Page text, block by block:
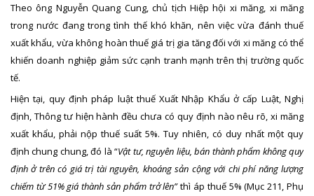
Theo ông Nguyễn Quang Cung, chủ tịch Hiệp hội xi măng, xi măng
trong nước đang trong tình thế khó khăn, nên việc vừa đánh thuế
xuất khẩu, vừa không hoàn thuế giá trị gia tăng đối với xi măng có thể
khiến doanh nghiệp giảm sức cạnh tranh mạnh trên thị trường quốc
tế.
Hiện tại, quy định pháp luật thuế Xuất Nhập Khẩu ở cấp Luật, Nghị
định, Thông tư hiện hành đều chưa có quy định nào nêu rõ, xi măng
xuất khẩu, phải nộp thuế suất 5%. Tuy nhiên, có duy nhất một quy
định chung chung, đó là “Vật tư, nguyên liệu, bán thành phẩm không quy
định ở trên có giá trị tài nguyên, khoáng sản cộng với chi phí năng lượng
chiếm từ 51% giá thành sản phẩm trở lên”thì áp thuế 5% (Mục 211, Phụ